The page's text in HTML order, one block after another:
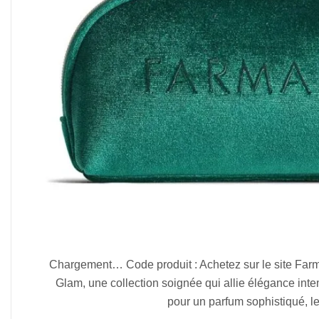
01-
Chargement… Code produit : Achetez sur le site
Glam, une collection soignée qui allie élégance
pour un parfum sophistiqué,